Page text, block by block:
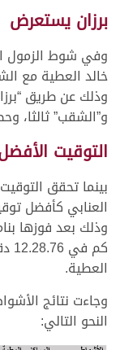
برزان يستعرض
وفي شوط الزمول
خالد العطية مع
وذلك عن طريق
و”الشقب” ثالثا، وحصد
التوقيت
بينما تحقق
العنابي كأفضل
العطية.
وجاءت نتائج
النحو التالي: